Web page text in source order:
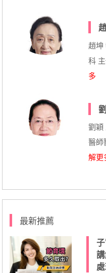
趙坤
科
多
劉穎
醫師
解更
最新推薦